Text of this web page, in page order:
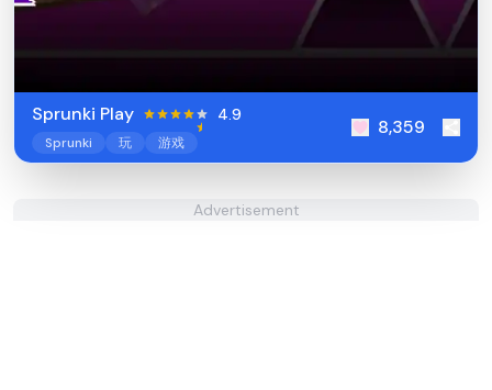
Sprunki Play 4.9
Sprunki 玩 游戏
8,359
Advertisement